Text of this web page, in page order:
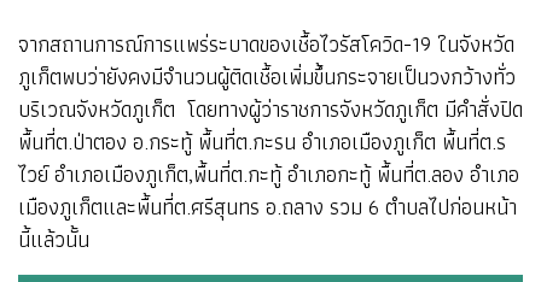
จากสถานการณ์การแพร่ระบาดของเชื้อไวรัสโควิด-19 ในจังหวัด
ภูเก็ตพบว่ายังคงมีจำนวนผู้ติดเชื้อเพิ่มขึ้นกระจายเป็นวงกว้างทั่ว
บริเวณจังหวัดภูเก็ต โดยทางผู้ว่าราชการจังหวัดภูเก็ต มีคำสั่งปิด
พื้นที่ต.ป่าตอง อ.กระทู้ พื้นที่ต.กะรน อำเภอเมืองภูเก็ต พื้นที่ต.ร
ไวย์ อำเภอเมืองภูเก็ต,พื้นที่ต.กะทู้ อำเภอกะทู้ พื้นที่ต.ลอง อำเภอ
เมืองภูเก็ตและพื้นที่ต.ศรีสุนทร อ.ถลาง รวม 6 ตำบลไปก่อนหน้า
นี้แล้วนั้น